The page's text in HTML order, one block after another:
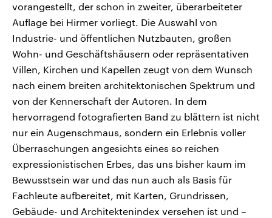
vorangestellt, der schon in zweiter, überarbeiteter
Auflage bei Hirmer vorliegt. Die Auswahl von
Industrie- und öffentlichen Nutzbauten, großen
Wohn- und Geschäftshäusern oder repräsentativen
Villen, Kirchen und Kapellen zeugt von dem Wunsch
nach einem breiten architektonischen Spektrum und
von der Kennerschaft der Autoren. In dem
hervorragend fotografierten Band zu blättern ist nicht
nur ein Augenschmaus, sondern ein Erlebnis voller
Überraschungen angesichts eines so reichen
expressionistischen Erbes, das uns bisher kaum im
Bewusstsein war und das nun auch als Basis für
Fachleute aufbereitet, mit Karten, Grundrissen,
Gebäude- und Architektenindex versehen ist und –